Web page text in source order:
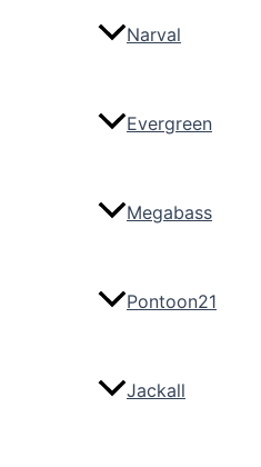
Narval
Evergreen
Megabass
Pontoon21
Jackall